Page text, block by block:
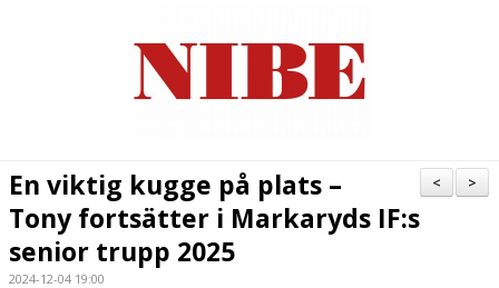
TRUPPEN
BILDGALLERI
>
<
En viktig kugge på plats –
Tony fortsätter i Markaryds IF:s
senior trupp 2025
2024-12-04 19:00